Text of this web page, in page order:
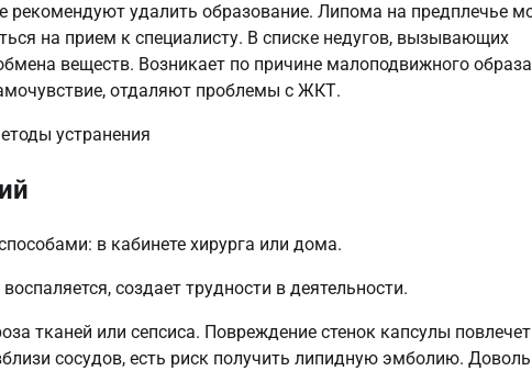
рекомендуют удалить образование. Липома на предплечье
на прием к специалисту. В списке недугов, вызывающих
веществ. Возникает по причине малоподвижного образа
отдаляют проблемы с ЖКТ.
в кабинете хирурга или дома.
создает трудности в деятельности.
тканей или сепсиса. Повреждение стенок капсулы
сосудов, есть риск получить липидную эмболию.